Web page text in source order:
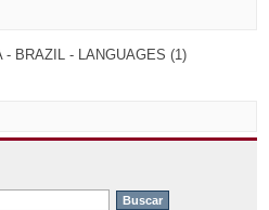
- BRAZIL - LANGUAGES (1)